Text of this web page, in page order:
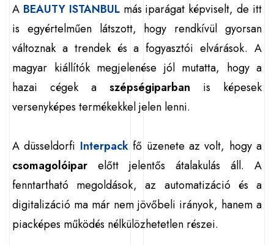
A BEAUTY ISTANBULmás iparágat képviselt, de itt
is egyértelműen látszott, hogy rendkívül gyorsan
változnak a trendek és a fogyasztói elvárások. A
magyar kiállítók megjelenése jól mutatta, hogy a
hazai cégek a szépségiparban is képesek
versenyképes termékekkel jelen lenni.
A düsseldorfi Interpackfő üzenete az volt, hogy a
csomagolóipar előtt jelentős átalakulás áll. A
fenntartható megoldások, az automatizáció és a
digitalizáció ma már nem jövőbeli irányok, hanem a
piacképes működés nélkülözhetetlen részei.